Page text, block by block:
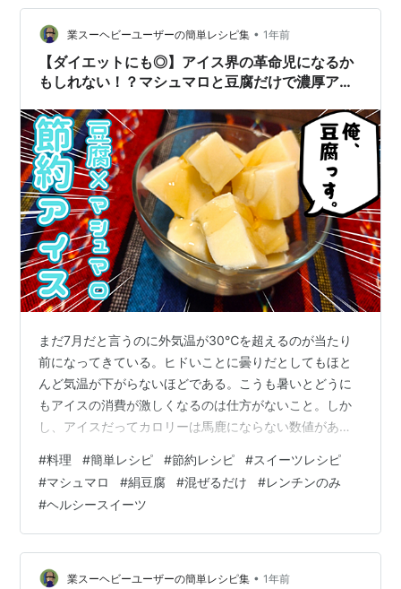
くっている飲めるあんこ餅のレシピを共有したいと思う
ぞ！ちなみに飲めるという表現はレシピ界隈で度々使…
業スーヘビーユーザーの簡単レシピ集 • 1年前
【ダイエットにも◎】アイス界の革命児になるか
もしれない！？マシュマロと豆腐だけで濃厚アイ
まだ7月だと言うのに外気温が30℃を超えるのが当たり
前になってきている。ヒドいことに曇りだとしてもほと
んど気温が下がらないほどである。こうも暑いとどうに
もアイスの消費が激しくなるのは仕方がないこと。しか
し、アイスだってカロリーは馬鹿にならない数値があ
カロリー０」とネタにしているが(笑)）そんな中、革命的
とも言えるレシピをDELISH KITCHENが公開していた。
その名も豆腐アイスだ。アイスを作るのに豆腐とマシュ
マロだけでいいらしいがにわかには信じがたい。だって
アイスって牛乳とか卵とか使ってなかったっけ？さっそ
く作って確かめてみよう！※参考元の…
#料理 #簡単レシピ #節約レシピ #スイーツレシピ
#マシュマロ #絹豆腐 #混ぜるだけ #レンチンのみ
#ヘルシースイーツ
業スーヘビーユーザーの簡単レシピ集 • 1年前